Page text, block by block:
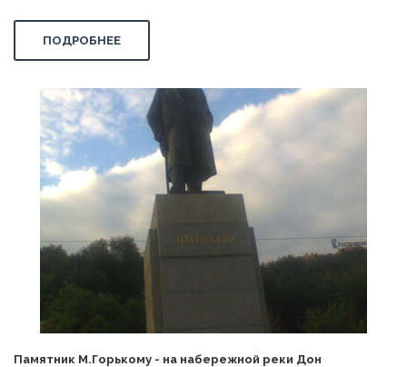
ПОДРОБНЕЕ
Памятник М.Горькому - на набережной реки Дон